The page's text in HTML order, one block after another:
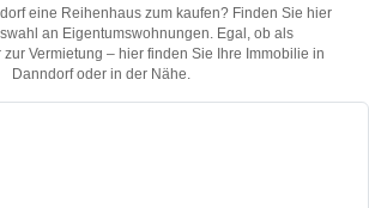
eine Reihenhaus zum kaufen? Finden Sie hier
an Eigentumswohnungen. Egal, ob als
Vermietung – hier finden Sie Ihre Immobilie in
Danndorf oder in der Nähe.